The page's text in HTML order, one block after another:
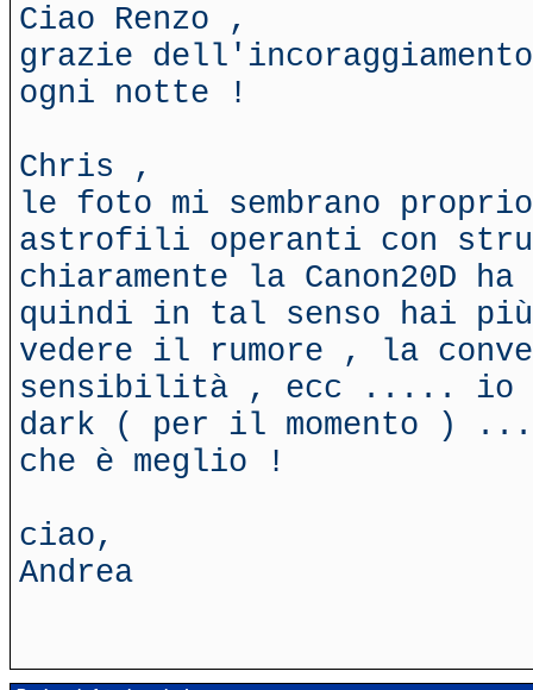
Ciao Renzo ,
grazie
ogni notte !
Chris ,
le foto mi sembrano
astrofili operanti con
chiaramente la
quindi in tal senso hai
vedere il rumore , la
sensibilità , ecc ..... io
dark ( per il momento )
che è meglio !
ciao,
Andrea